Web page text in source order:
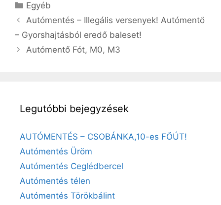
Egyéb
Autómentés – Illegális versenyek! Autómentő
– Gyorshajtásból eredő baleset!
Autómentő Fót, M0, M3
Legutóbbi bejegyzések
AUTÓMENTÉS – CSOBÁNKA,10-es FŐÚT!
Autómentés Üröm
Autómentés Ceglédbercel
Autómentés télen
Autómentés Törökbálint